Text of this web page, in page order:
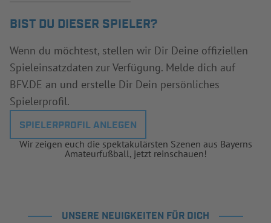
BIST DU DIESER SPIELER?
Wenn du möchtest, stellen wir Dir Deine offiziellen
Spieleinsatzdaten zur Verfügung. Melde dich auf
BFV.DE an und erstelle Dir Dein persönliches
Spielerprofil.
SPIELERPROFIL ANLEGEN
Wir zeigen euch die spektakulärsten Szenen aus Bayerns
Amateurfußball, jetzt reinschauen!
UNSERE NEUIGKEITEN FÜR DICH